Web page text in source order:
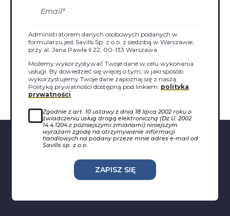
Administratorem danych osobowych podanych w
formularzu jest Savills Sp. z o.o. z siedzibą w Warszawie,
przy al. Jana Pawła II 22, 00-133 Warszawa.
Możemy wykorzystywać Twoje dane w celu wykonania
usługi. By dowiedzieć się więcej o tym, w jaki sposób
wykorzystujemy Twoje dane zapoznaj się z naszą
Polityką prywatności dostępną pod linkiem: polityka
prywatności
Zgodnie z art. 10 ustawy z dnia 18 lipca 2002 roku o
świadczeniu usług drogą elektroniczną (Dz.U. 2002
14.4.1204 z późniejszymi zmianami) niniejszym
wyrażam zgodę na otrzymywanie informacji
handlowych na podany przeze mnie adres e-mail od
Savills sp. z o.o.
ZAPISZ SIĘ